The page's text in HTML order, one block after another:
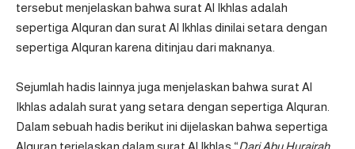
tersebut menjelaskan bahwa surat Al Ikhlas adalah
sepertiga Alquran dan surat Al Ikhlas dinilai setara dengan
sepertiga Alquran karena ditinjau dari maknanya.
Sejumlah hadis lainnya juga menjelaskan bahwa surat Al
Ikhlas adalah surat yang setara dengan sepertiga Alquran.
Dalam sebuah hadis berikut ini dijelaskan bahwa sepertiga